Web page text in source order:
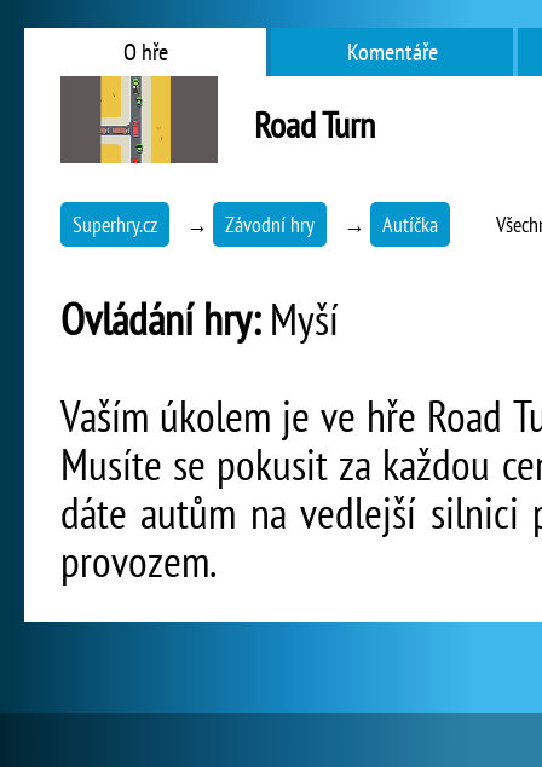
O hře Komentáře
Road Turn
Superhry.cz → Závodní hry → Autíčka
Ovládání hry:Myší
Vaším úkolem je ve hře Road
Musíte se pokusit za každou
dáte autům na vedlejší silnici
provozem.